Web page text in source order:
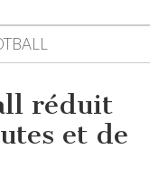
réduit
et de